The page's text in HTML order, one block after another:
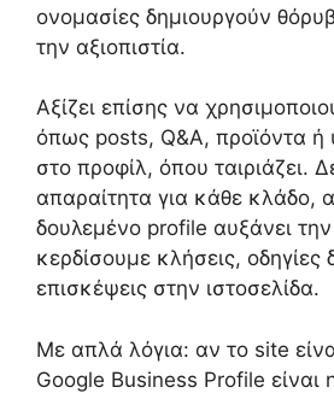
ονομασίες δημιουργούν
την αξιοπιστία.
Αξίζει επίσης να
όπως posts, Q&A, προϊόντα ή
στο προφίλ, όπου ταιριάζει.
απαραίτητα για κάθε κλάδο,
δουλεμένο profile αυξάνει
κερδίσουμε κλήσεις, οδηγίες
επισκέψεις στην ιστοσελίδα.
Με απλά λόγια: αν το site
Google Business Profile είναι